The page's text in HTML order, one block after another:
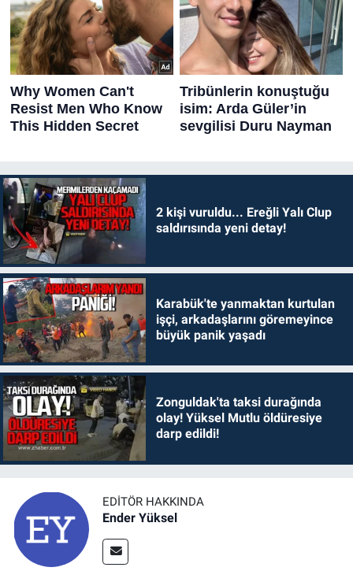
2 kişi vuruldu... Ereğli Yalı Clup
saldırısında yeni detay!
Karabük'te yanmaktan kurtulan
işçi, arkadaşlarını göremeyince
büyük panik yaşadı
Zonguldak'ta taksi durağında
olay! Yüksel Mutlu öldüresiye
darp edildi!
EDITÖR HAKKINDA
Ender Yüksel